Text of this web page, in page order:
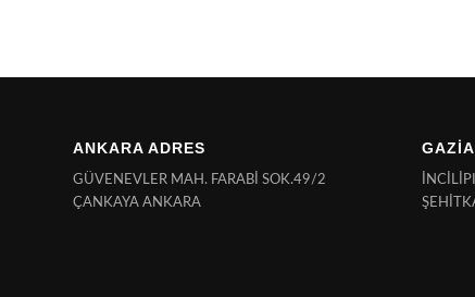
ANKARA ADRES
GÜVENEVLER MAH. FARABİ SOK.49/2
ÇANKAYA ANKARA